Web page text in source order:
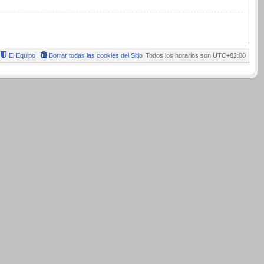
Todos los horarios son UTC+02:00
Borrar todas las cookies del Sitio
El Equipo